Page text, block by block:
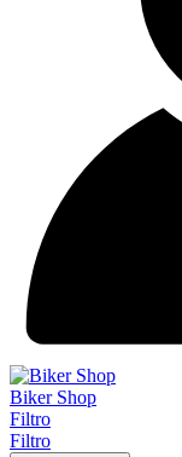
Biker Shop
Filtro
Filtro